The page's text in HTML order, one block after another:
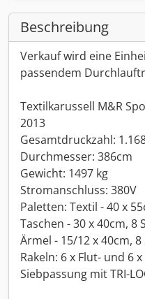
Beschreibung
Verkauf wird eine
passendem
Textilkarussell M&R
2013
Gesamtdruckzahl:
Durchmesser: 386cm
Gewicht: 1497 kg
Stromanschluss: 380V
Paletten: Textil - 40 x
Taschen - 30 x 40cm, 8
Ärmel - 15/12 x 40cm, 8
Rakeln: 6 x Flut- und 6
Siebpassung mit TRI-